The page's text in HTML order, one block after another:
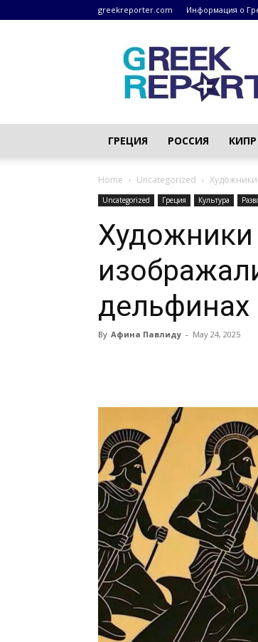
greekreporter.com Информация о
новости
–
ГРЕЦИЯ РОССИЯ КИПР
Home Uncategorized
Uncategorized Греция Культура
дельфинах
By Афина Павлиду - May 24, 2025